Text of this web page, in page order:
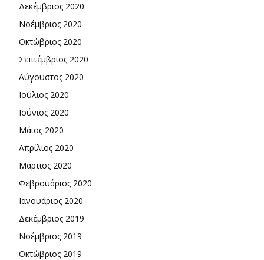
Δεκέμβριος 2020
Νοέμβριος 2020
Οκτώβριος 2020
Σεπτέμβριος 2020
Αύγουστος 2020
Ιούλιος 2020
Ιούνιος 2020
Μάιος 2020
Απρίλιος 2020
Μάρτιος 2020
Φεβρουάριος 2020
Ιανουάριος 2020
Δεκέμβριος 2019
Νοέμβριος 2019
Οκτώβριος 2019